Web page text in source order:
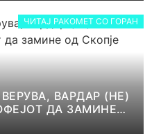
ЧИТАЈ РАКОМЕТ СО ГОРАН
ВАРДАР (НЕ)
ДА ЗАМИНЕ